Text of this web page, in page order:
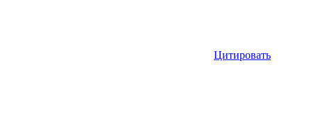
Цитировать